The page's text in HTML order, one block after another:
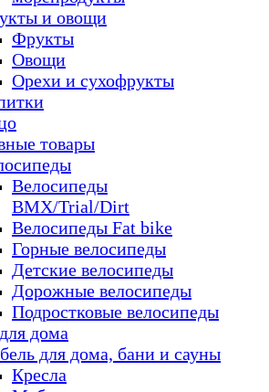
и овощи
Фрукты
Овощи
Орехи и сухофрукты
товары
Велосипеды
BMX/Trial/Dirt
Велосипеды Fat bike
Горные велосипеды
Детские велосипеды
Дорожные велосипеды
Подростковые велосипеды
дома
для дома, бани и сауны
Кресла